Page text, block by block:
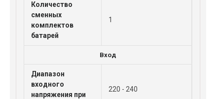
Количество
сменных
комплектов
батарей
1
Вход
Диапазон
входного
напряжения при
220 - 240